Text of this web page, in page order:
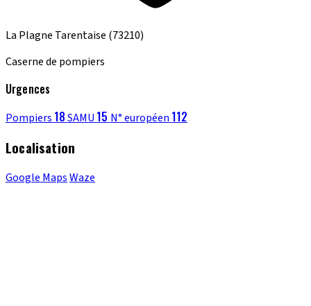
La Plagne Tarentaise (73210)
Caserne de pompiers
Urgences
Pompiers 18SAMU 15 N° européen 112
Localisation
Google MapsWaze